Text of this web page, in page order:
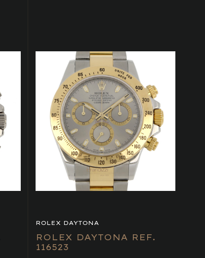
ROLEX DAYTONA
ROLEX DAYTONA REF.
116523